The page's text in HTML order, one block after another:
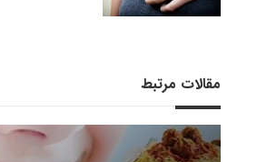
مقالات مرتبط